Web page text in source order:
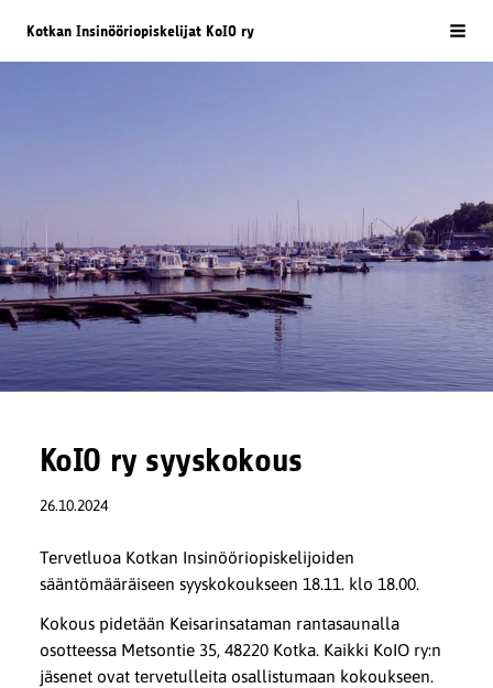
Siirry
Kotkan Insinööriopiskelijat KoIO ry
KoIO ry syyskokous
26.10.2024
Tervetluoa Kotkan Insinööriopiskelijoiden
sääntömääräiseen syyskokoukseen 18.11. klo 18.00.
Kokous pidetään Keisarinsataman rantasaunalla
osotteessa Metsontie 35, 48220 Kotka. Kaikki KoIO ry:n
jäsenet ovat tervetulleita osallistumaan kokoukseen.